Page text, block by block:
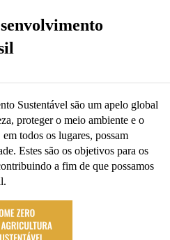
Sustentável são um apelo global
proteger o meio ambiente e o
todos os lugares, possam
Estes são os objetivos para os
a fim de que possamos